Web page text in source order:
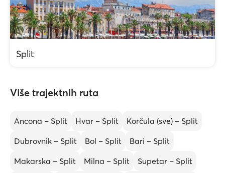
Split
Više trajektnih ruta
Ancona – Split Hvar – Split
Korčula (sve) – Split
Dubrovnik – Split
Bol – Split
Bari – Split
Makarska – Split
Milna – Split
Supetar – Split